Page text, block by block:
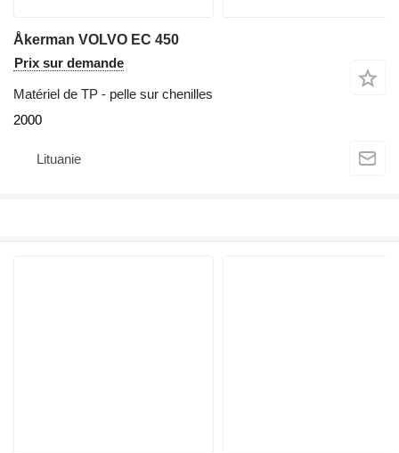
Åkerman VOLVO EC 450
Prix sur demande
Matériel de TP - pelle sur chenilles
2000
Lituanie